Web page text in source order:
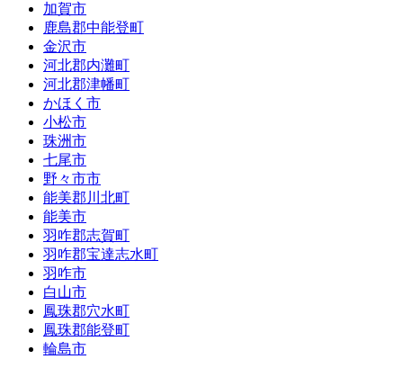
加賀市
鹿島郡中能登町
金沢市
河北郡内灘町
河北郡津幡町
かほく市
小松市
珠洲市
七尾市
野々市市
能美郡川北町
能美市
羽咋郡志賀町
羽咋郡宝達志水町
羽咋市
白山市
鳳珠郡穴水町
鳳珠郡能登町
輪島市